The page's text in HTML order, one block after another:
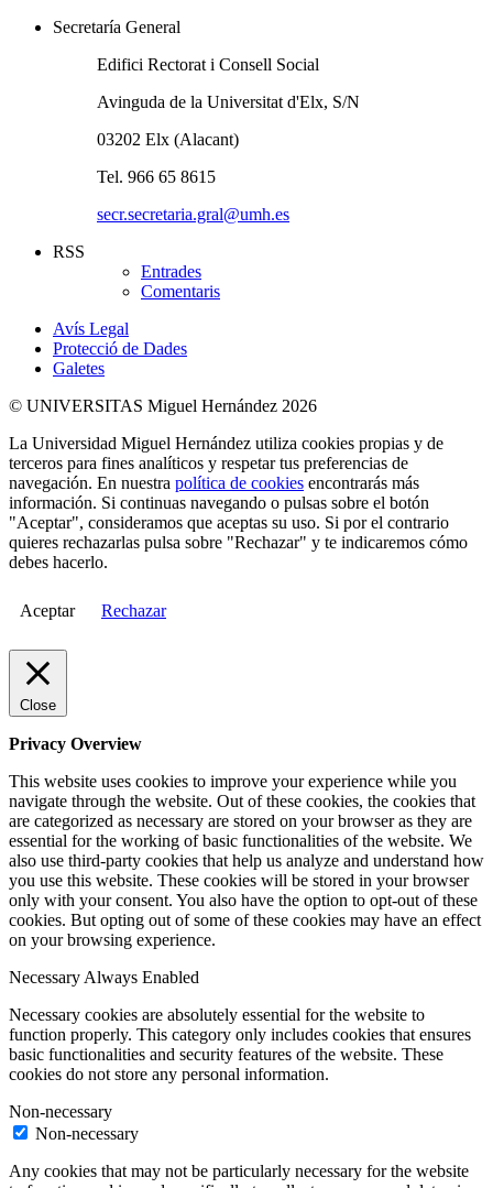
Secretaría General
Edifici Rectorat i Consell Social
Avinguda de la Universitat d'Elx, S/N
03202 Elx (Alacant)
Tel. 966 65 8615
secr.secretaria.gral@umh.es
RSS
Entrades
Comentaris
Avís Legal
Protecció de Dades
Galetes
© UNIVERSITAS Miguel Hernández 2026
La Universidad Miguel Hernández utiliza cookies propias y de
terceros para fines analíticos y respetar tus preferencias de
navegación. En nuestra política de cookies encontrarás más
información. Si continuas navegando o pulsas sobre el botón
"Aceptar", consideramos que aceptas su uso. Si por el contrario
quieres rechazarlas pulsa sobre "Rechazar" y te indicaremos cómo
debes hacerlo.
Aceptar Rechazar
Close
Privacy Overview
This website uses cookies to improve your experience while you
navigate through the website. Out of these cookies, the cookies that
are categorized as necessary are stored on your browser as they are
essential for the working of basic functionalities of the website. We
also use third-party cookies that help us analyze and understand how
you use this website. These cookies will be stored in your browser
only with your consent. You also have the option to opt-out of these
cookies. But opting out of some of these cookies may have an effect
on your browsing experience.
Necessary Always Enabled
Necessary cookies are absolutely essential for the website to
function properly. This category only includes cookies that ensures
basic functionalities and security features of the website. These
cookies do not store any personal information.
Non-necessary
Non-necessary
Any cookies that may not be particularly necessary for the website